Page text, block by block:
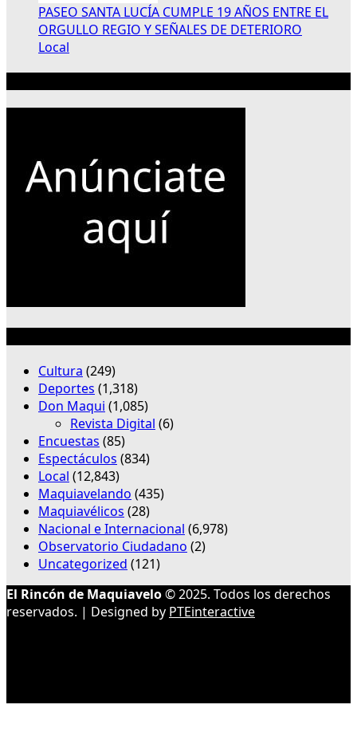
PASEO SANTA LUCÍA CUMPLE 19 AÑOS ENTRE EL
ORGULLO REGIO Y SEÑALES DE DETERIORO
Local
Cultura (249)
Deportes (1,318)
Don Maqui (1,085)
Revista Digital (6)
Encuestas (85)
Espectáculos (834)
Local (12,843)
Maquiavelando (435)
Maquiavélicos (28)
Nacional e Internacional (6,978)
Observatorio Ciudadano (2)
Uncategorized (121)
El Rincón de Maquiavelo© 2025. Todos los derechos
reservados. | Designed by PTEinteractive